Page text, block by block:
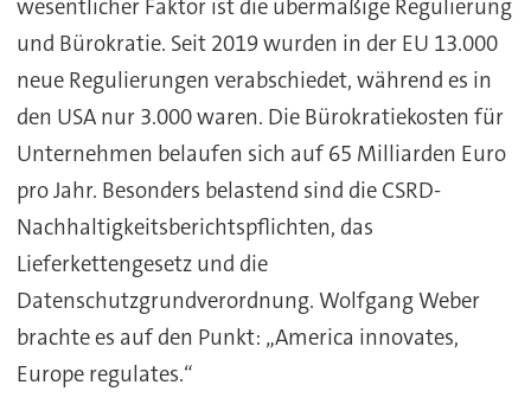
wesentlicher Faktor ist die übermäßige Regulierung
und Bürokratie. Seit 2019 wurden in der EU 13.000
neue Regulierungen verabschiedet, während es in
den USA nur 3.000 waren. Die Bürokratiekosten für
Unternehmen belaufen sich auf 65 Milliarden Euro
pro Jahr. Besonders belastend sind die CSRD-
Nachhaltigkeitsberichtspflichten, das
Lieferkettengesetz und die
Datenschutzgrundverordnung. Wolfgang Weber
brachte es auf den Punkt: „America innovates,
Europe regulates.“